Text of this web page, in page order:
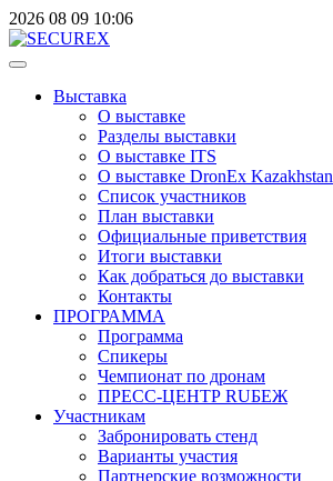
2026 08 09 10:06
Выставка
О выставке
Разделы выставки
О выставке ITS
О выставке DronEx Kazakhstan
Список участников
План выставки
Официальные приветствия
Итоги выставки
Как добраться до выставки
Контакты
ПРОГРАММА
Программа
Спикеры
Чемпионат по дронам
ПРЕСС-ЦЕНТР RUБЕЖ
Участникам
Забронировать стенд
Варианты участия
Партнерские возможности